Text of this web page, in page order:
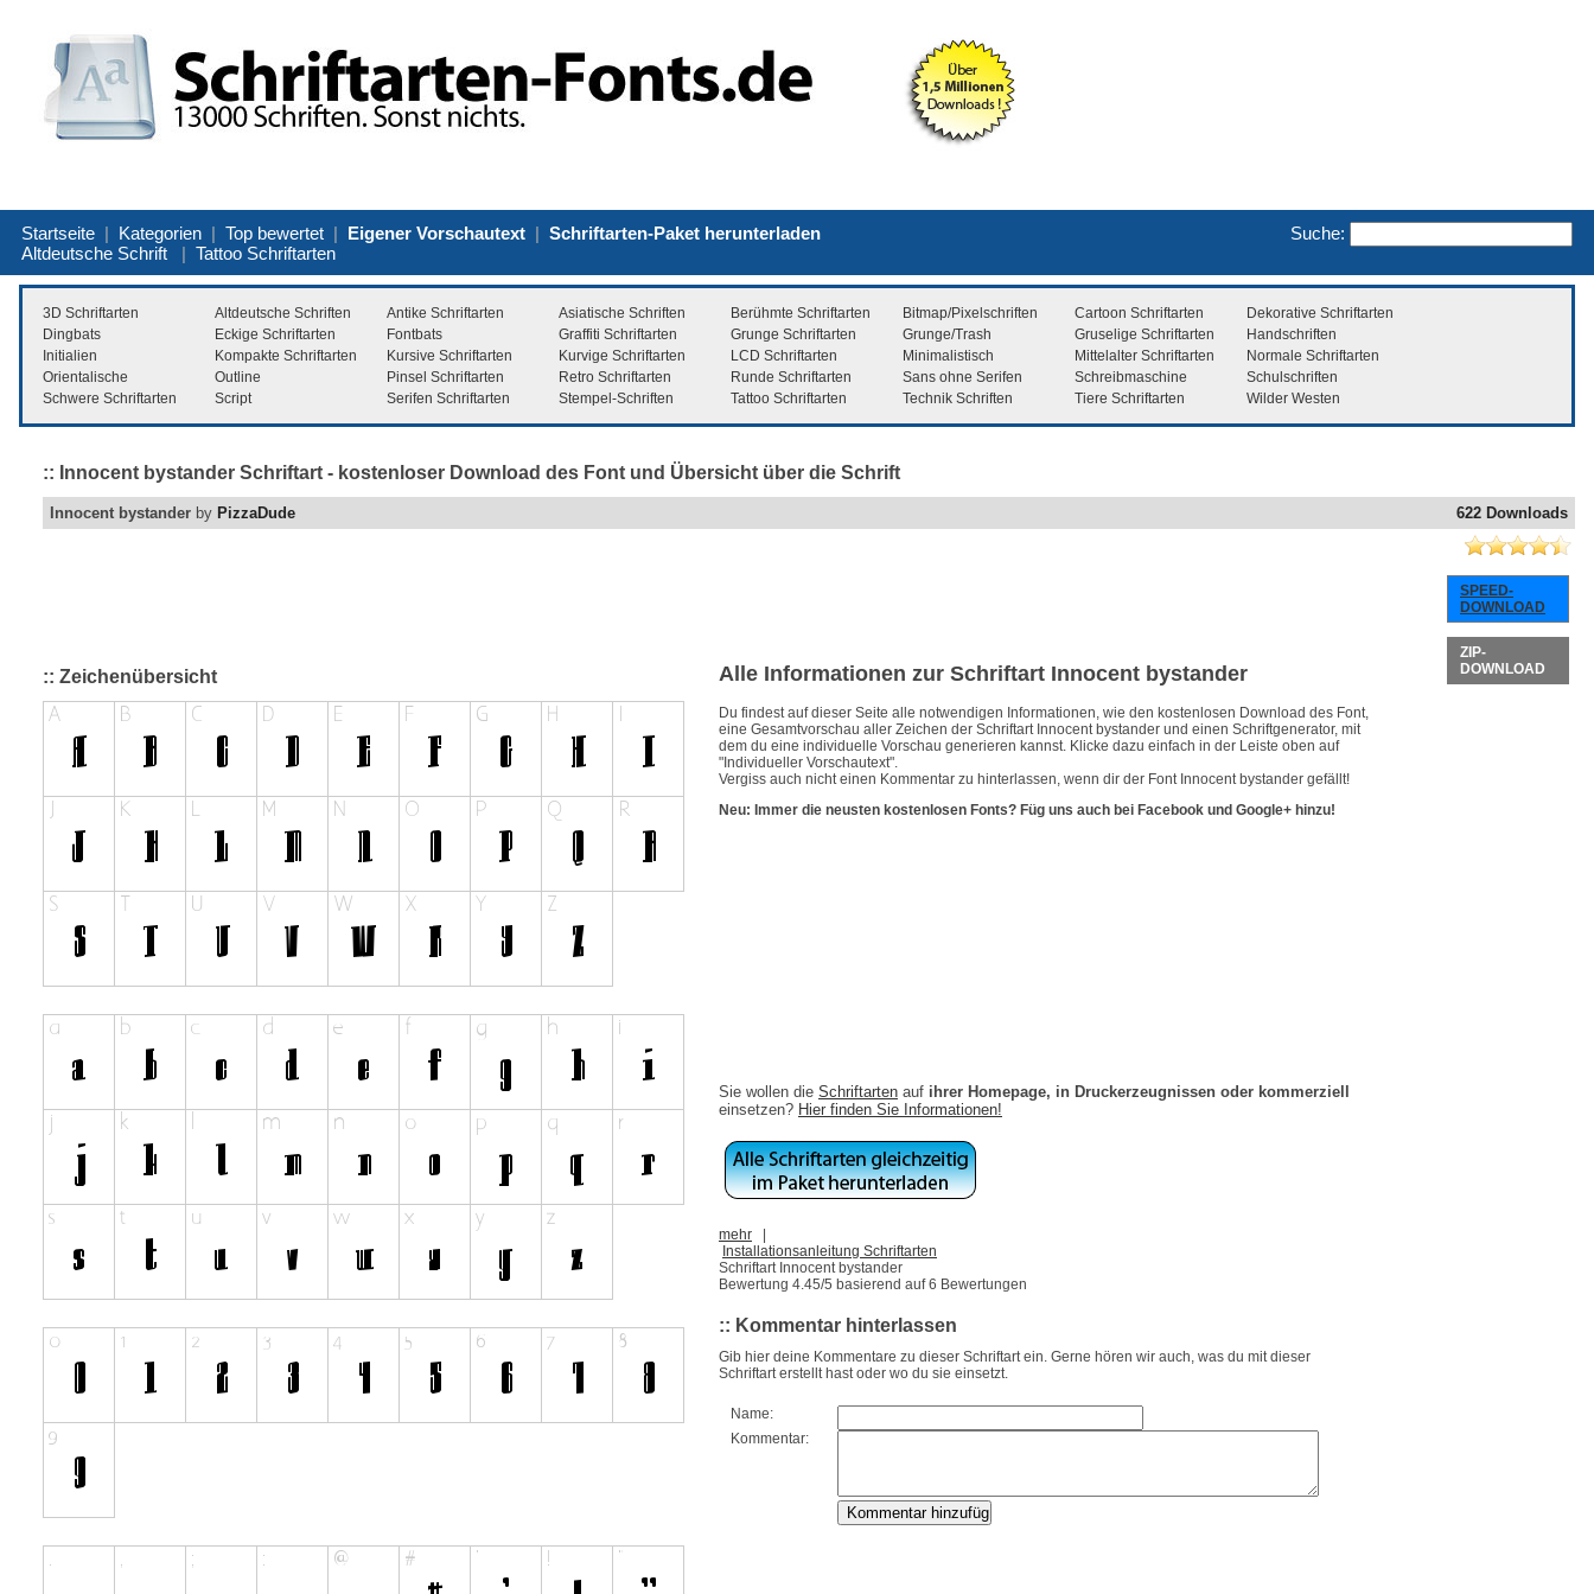
Suche:
Startseite | Kategorien | Top bewertet | Eigener Vorschautext | Schriftarten-Paket herunterladen
Altdeutsche Schrift | Tattoo Schriftarten
3D Schriftarten Altdeutsche Schriften Antike Schriftarten Asiatische Schriften Berühmte Schriftarten Bitmap/Pixelschriften Cartoon Schriftarten
Dekorative Schriftarten
Dingbats
Eckige Schriftarten Fontbats Graffiti Schriftarten Grunge Schriftarten Grunge/Trash Gruselige Schriftarten
Handschriften
Initialien
Kompakte Schriftarten Kursive Schriftarten Kurvige Schriftarten LCD Schriftarten Minimalistisch Mittelalter Schriftarten
Normale Schriftarten
Orientalische
Outline Pinsel Schriftarten Retro Schriftarten Runde Schriftarten Sans ohne Serifen Schreibmaschine
Schulschriften
Schwere Schriftarten
Script Serifen Schriftarten Stempel-Schriften Tattoo Schriftarten Technik Schriften Tiere Schriftarten Wilder Westen
:: Innocent bystander Schriftart - kostenloser Download des Font und Übersicht über die Schrift
622 Downloads
Innocent bystander by PizzaDude
SPEED-
DOWNLOAD
ZIP-
DOWNLOAD
:: Zeichenübersicht Alle Informationen zur Schriftart Innocent bystander
Du findest auf dieser Seite alle notwendigen Informationen, wie den kostenlosen Download des Font,
eine Gesamtvorschau aller Zeichen der Schriftart Innocent bystander und einen Schriftgenerator, mit
dem du eine individuelle Vorschau generieren kannst. Klicke dazu einfach in der Leiste oben auf
"Individueller Vorschautext".
Vergiss auch nicht einen Kommentar zu hinterlassen, wenn dir der Font Innocent bystander gefällt!
Neu: Immer die neusten kostenlosen Fonts? Füg uns auch bei Facebook und Google+ hinzu!
Sie wollen die Schriftarten auf ihrer Homepage, in Druckerzeugnissen oder kommerziell
einsetzen? Hier finden Sie Informationen!
mehr
Installationsanleitung Schriftarten
Schriftart Innocent bystander
Bewertung 4.45/5 basierend auf6 Bewertungen
:: Kommentar hinterlassen
Gib hier deine Kommentare zu dieser Schriftart ein. Gerne hören wir auch, was du mit dieser
Schriftart erstellt hast oder wo du sie einsetzt.
Name:
Kommentar: